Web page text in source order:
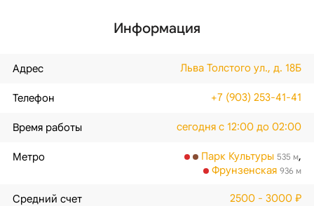
Информация
Адрес Льва Толстого ул., д. 18Б
Телефон +7 (903) 253-41-41
Время работы сегодня с 12:00 до 02:00
Метро Парк Культуры 535 м,
Фрунзенская 936 м
Средний счет 2500 - 3000 ₽